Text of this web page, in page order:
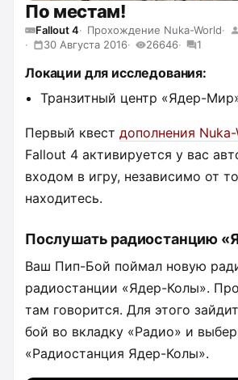
По местам!
Fallout 4 Прохождение Nuka-World
30 Августа 2016
26646 1
Локации для исследования:
Транзитный центр «Ядер-
Первый квест дополнения
Fallout 4 активируется у вас
входом в игру, независимо от
находитесь.
Послушать радиостанцию
Ваш Пип-Бой поймал новую
радиостанции «Ядер-Колы».
там говорится. Для этого
бой во вкладку «Радио» и
«Радиостанция Ядер-Колы».